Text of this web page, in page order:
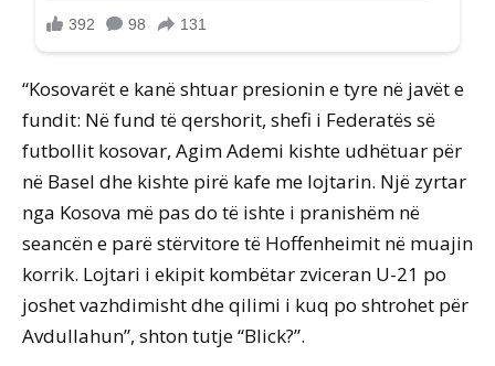
“Kosovarët e kanë shtuar presionin e tyre në javët e
fundit: Në fund të qershorit, shefi i Federatës së
futbollit kosovar, Agim Ademi kishte udhëtuar për
në Basel dhe kishte pirë kafe me lojtarin. Një zyrtar
nga Kosova më pas do të ishte i pranishëm në
seancën e parë stërvitore të Hoffenheimit në muajin
korrik. Lojtari i ekipit kombëtar zviceran U-21 po
joshet vazhdimisht dhe qilimi i kuq po shtrohet për
Avdullahun”, shton tutje “Blick?”.